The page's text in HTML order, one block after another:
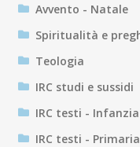
Avvento - Natale
Spiritualità e
Teologia
IRC studi e sussidi
IRC testi - Infanzia
IRC testi - Primaria